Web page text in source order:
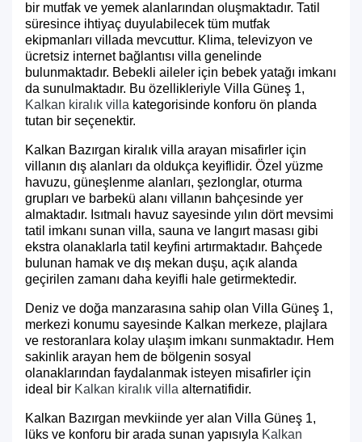
bir mutfak ve yemek alanlarından oluşmaktadır. Tatil
süresince ihtiyaç duyulabilecek tüm mutfak
ekipmanları villada mevcuttur. Klima, televizyon ve
ücretsiz internet bağlantısı villa genelinde
bulunmaktadır. Bebekli aileler için bebek yatağı imkanı
da sunulmaktadır. Bu özellikleriyle Villa Güneş 1,
Kalkan kiralık villa kategorisinde konforu ön planda
tutan bir seçenektir.
Kalkan Bazırgan kiralık villa arayan misafirler için
villanın dış alanları da oldukça keyiflidir. Özel yüzme
havuzu, güneşlenme alanları, şezlonglar, oturma
grupları ve barbekü alanı villanın bahçesinde yer
almaktadır. Isıtmalı havuz sayesinde yılın dört mevsimi
tatil imkanı sunan villa, sauna ve langırt masası gibi
ekstra olanaklarla tatil keyfini artırmaktadır. Bahçede
bulunan hamak ve dış mekan duşu, açık alanda
geçirilen zamanı daha keyifli hale getirmektedir.
Deniz ve doğa manzarasına sahip olan Villa Güneş 1,
merkezi konumu sayesinde Kalkan merkeze, plajlara
ve restoranlara kolay ulaşım imkanı sunmaktadır. Hem
sakinlik arayan hem de bölgenin sosyal
olanaklarından faydalanmak isteyen misafirler için
ideal bir Kalkan kiralık villa alternatifidir.
Kalkan Bazırgan mevkiinde yer alan Villa Güneş 1,
lüks ve konforu bir arada sunan yapısıyla Kalkan